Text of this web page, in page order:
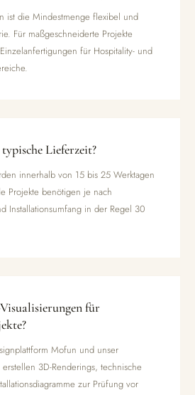
ist die Mindestmenge flexibel und
Für maßgeschneiderte Projekte
für Hospitality- und
Lieferzeit?
innerhalb von 15 bis 25 Werktagen
Projekte benötigen je nach
Installationsumfang in der Regel 30
für
Mofun und unser
erstellen 3D-Renderings, technische
zur Prüfung vor